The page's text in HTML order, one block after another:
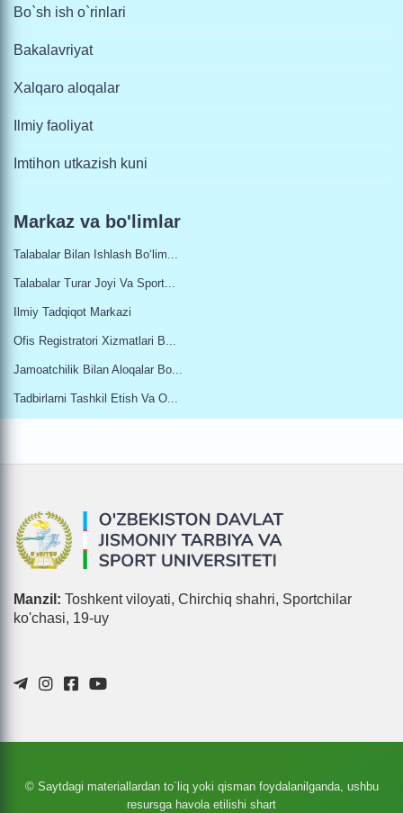
Bo`sh ish o`rinlari
Bakalavriyat
Xalqaro aloqalar
Ilmiy faoliyat
Imtihon utkazish kuni
Markaz va bo'limlar
Talabalar Bilan Ishlash Bo‘lim...
Talabalar Turar Joyi Va Sport...
Ilmiy Tadqiqot Markazi
Ofis Registratori Xizmatlari B...
Jamoatchilik Bilan Aloqalar Bo...
Tadbirlarni Tashkil Etish Va O...
Manzil: Toshkent viloyati, Chirchiq shahri, Sportchilar
ko'chasi, 19-uy
© Saytdagi materiallardan to`liq yoki qisman foydalanilganda, ushbu
resursga havola etilishi shart